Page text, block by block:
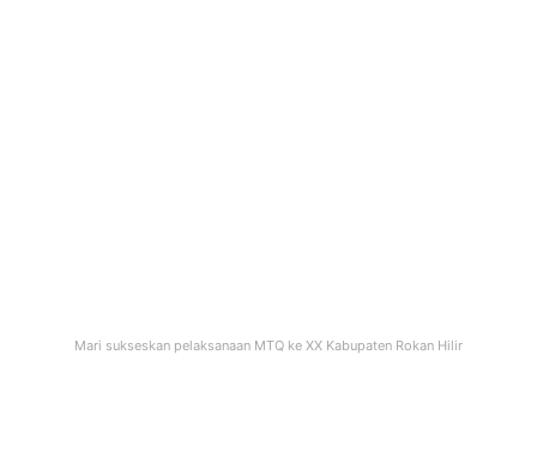
Mari sukseskan pelaksanaan MTQ ke XX Kabupaten Rokan Hilir